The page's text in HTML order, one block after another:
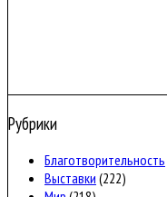
Рубрики
Благотворительность
Выставки (222)